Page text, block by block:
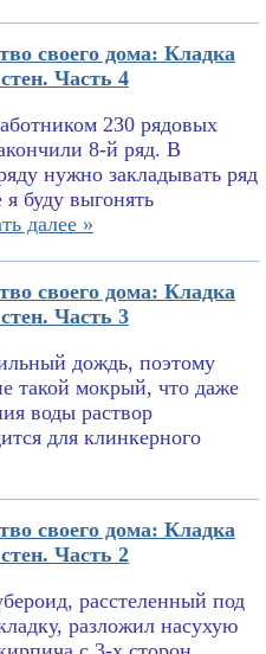
своего дома: Кладка
Часть 4
230 рядовых
8-й ряд. В
нужно закладывать ряд
буду выгонять
далее »
своего дома: Кладка
Часть 3
дождь, поэтому
такой мокрый, что даже
воды раствор
для клинкерного
своего дома: Кладка
Часть 2
расстеленный под
разложил насухую